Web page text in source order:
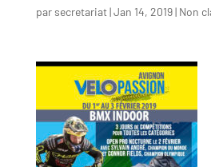
par secretariat|Jan 14, 2019| Non